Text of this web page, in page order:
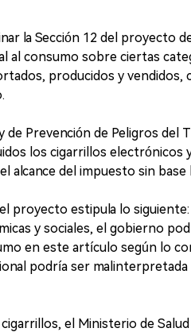
la Sección 12 del proyecto
al consumo sobre ciertas
producidos y vendidos,
de Prevención de Peligros del
los cigarrillos electrónicos
alcance del impuesto sin base
proyecto estipula lo siguiente:
y sociales, el gobierno
en este artículo según lo
podría ser
el Ministerio de